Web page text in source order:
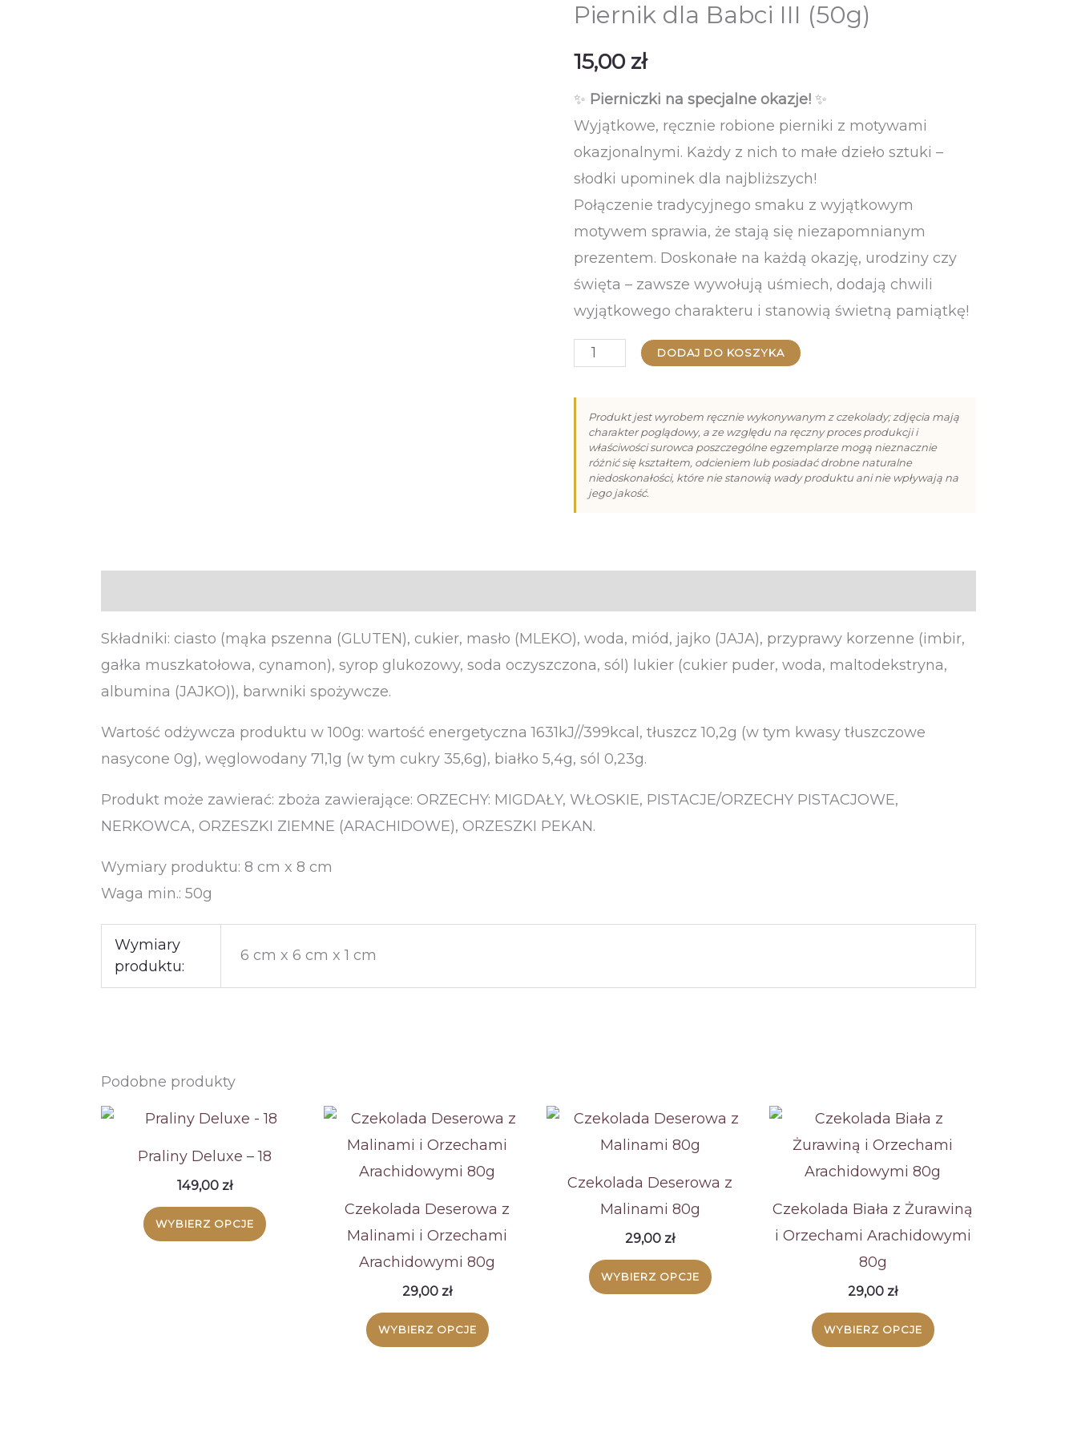
Piernik dla Babci III (50g)
15,00 zł
✨ Pierniczki na specjalne okazje!✨
Wyjątkowe, ręcznie robione pierniki z motywami
okazjonalnymi. Każdy z nich to małe dzieło sztuki –
słodki upominek dla najbliższych!
Połączenie tradycyjnego smaku z wyjątkowym
motywem sprawia, że stają się niezapomnianym
prezentem. Doskonałe na każdą okazję, urodziny czy
święta – zawsze wywołują uśmiech, dodają chwili
wyjątkowego charakteru i stanowią świetną pamiątkę!
ilość
dla
Babci
(50g)
DODAJ DO KOSZYKA
Produkt jest wyrobem ręcznie wykonywanym z czekolady; zdjęcia mają
charakter poglądowy, a ze względu na ręczny proces produkcji i
właściwości surowca poszczególne egzemplarze mogą nieznacznie
różnić się kształtem, odcieniem lub posiadać drobne naturalne
niedoskonałości, które nie stanowią wady produktu ani nie wpływają na
jego jakość.
Składniki: ciasto (mąka pszenna (GLUTEN), cukier, masło (MLEKO), woda, miód, jajko (JAJA), przyprawy korzenne (imbir,
gałka muszkatołowa, cynamon), syrop glukozowy, soda oczyszczona, sól) lukier (cukier puder, woda, maltodekstryna,
albumina (JAJKO)), barwniki spożywcze.
Wartość odżywcza produktu w 100g: wartość energetyczna 1631kJ//399kcal, tłuszcz 10,2g (w tym kwasy tłuszczowe
nasycone 0g), węglowodany 71,1g (w tym cukry 35,6g), białko 5,4g, sól 0,23g.
Produkt może zawierać: zboża zawierające: ORZECHY: MIGDAŁY, WŁOSKIE, PISTACJE/ORZECHY PISTACJOWE,
NERKOWCA, ORZESZKI ZIEMNE (ARACHIDOWE), ORZESZKI PEKAN.
Wymiary produktu: 8 cm x 8 cm
Waga min.: 50g
Wymiary
produktu:
6 cm x 6 cm x 1 cm
Podobne produkty
Praliny Deluxe – 18
149,00 zł
WYBIERZ OPCJE
Czekolada Deserowa z
Malinami i Orzechami
Arachidowymi 80g
29,00 zł
WYBIERZ OPCJE
Czekolada Deserowa z
Malinami 80g
29,00 zł
WYBIERZ OPCJE
Czekolada Biała z Żurawiną
i Orzechami Arachidowymi
80g
29,00 zł
WYBIERZ OPCJE